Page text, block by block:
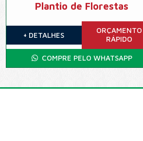
Plantio de Florestas
+ DETALHES
ORÇAMENTO
RÁPIDO
COMPRE PELO WHATSAPP